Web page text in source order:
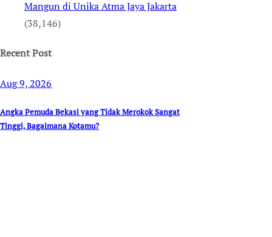
Mangun di Unika Atma Jaya Jakarta
(38,146)
Recent Post
Aug 9, 2026
Angka Pemuda Bekasi yang Tidak Merokok Sangat
Tinggi, Bagaimana Kotamu?